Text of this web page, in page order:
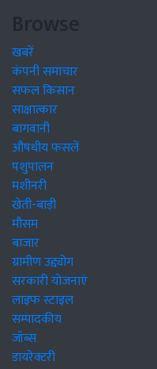
Browse
खबरें
कंपनी समाचार
सफल किसान
साक्षात्कार
बागवानी
औषधीय फसलें
पशुपालन
मशीनरी
खेती-बाड़ी
मौसम
बाजार
ग्रामीण उद्द्योग
सरकारी योजनाएं
लाइफ स्टाइल
सम्पादकीय
जॉब्स
डायरेक्टरी